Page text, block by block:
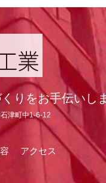
りをお手伝いし
津町中1-6-12
アクセス